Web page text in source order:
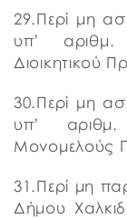
29.Περί μη
υπ’
Διοικητικού
30.Περί μη
υπ’
Μονομελούς
31.Περί μη
Δήμου